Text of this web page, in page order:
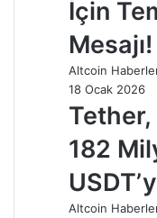
İçin
Mesajı!
Altcoin
18 Ocak 2026
Tether,
182
Altcoin